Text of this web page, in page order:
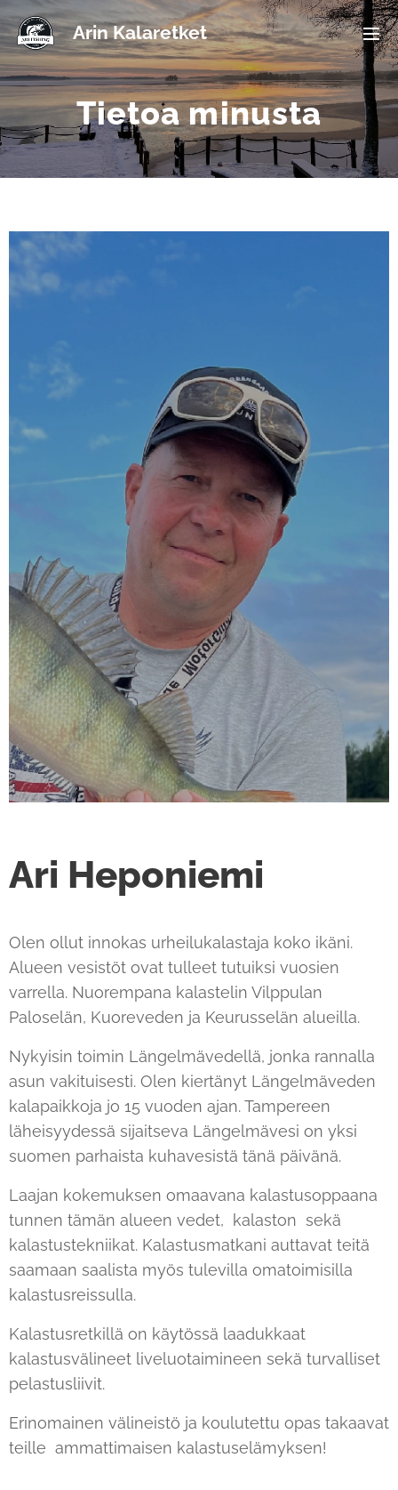
Arin Kalaretket
Tietoa minusta
Ari Heponiemi
Olen ollut innokas urheilukalastaja koko ikäni.
Alueen vesistöt ovat tulleet tutuiksi vuosien
varrella. Nuorempana kalastelin Vilppulan
Paloselän, Kuoreveden ja Keurusselän alueilla.
Nykyisin toimin Längelmävedellä, jonka rannalla
asun vakituisesti. Olen kiertänyt Längelmäveden
kalapaikkoja jo 15 vuoden ajan. Tampereen
läheisyydessä sijaitseva Längelmävesi on yksi
suomen parhaista kuhavesistä tänä päivänä.
Laajan kokemuksen omaavana kalastusoppaana
tunnen tämän alueen vedet, kalaston sekä
kalastustekniikat. Kalastusmatkani auttavat teitä
saamaan saalista myös tulevilla omatoimisilla
kalastusreissulla.
Kalastusretkillä on käytössä laadukkaat
kalastusvälineet liveluotaimineen sekä turvalliset
pelastusliivit.
Erinomainen välineistö ja koulutettu opas takaavat
teille ammattimaisen kalastuselämyksen!